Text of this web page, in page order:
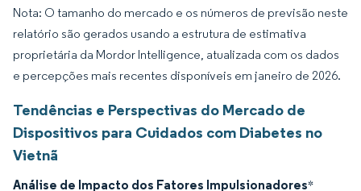
Nota: O tamanho do mercado e os números de previsão neste
relatório são gerados usando a estrutura de estimativa
proprietária da Mordor Intelligence, atualizada com os dados
e percepções mais recentes disponíveis em janeiro de 2026.
Tendências e Perspectivas do Mercado de
Dispositivos para Cuidados com Diabetes no
Vietnã
Análise de Impacto dos Fatores Impulsionadores*